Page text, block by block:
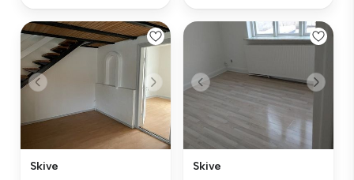
Skive Skive